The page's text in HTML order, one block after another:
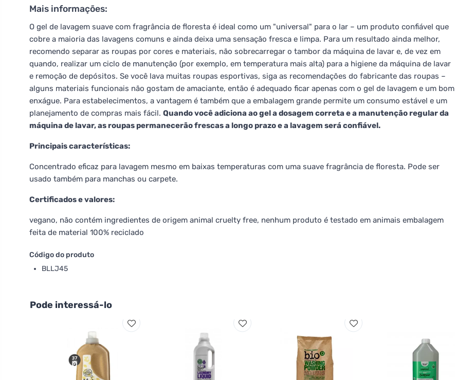
Mais informações:
O gel de lavagem suave com fragrância de floresta é ideal como um "universal" para o lar – um produto confiável que
cobre a maioria das lavagens comuns e ainda deixa uma sensação fresca e limpa. Para um resultado ainda melhor,
recomendo separar as roupas por cores e materiais, não sobrecarregar o tambor da máquina de lavar e, de vez em
quando, realizar um ciclo de manutenção (por exemplo, em temperatura mais alta) para a higiene da máquina de lavar
e remoção de depósitos. Se você lava muitas roupas esportivas, siga as recomendações do fabricante das roupas –
alguns materiais funcionais não gostam de amaciante, então é adequado ficar apenas com o gel de lavagem e um bom
enxágue. Para estabelecimentos, a vantagem é também que a embalagem grande permite um consumo estável e um
planejamento de compras mais fácil. Quando você adiciona ao gel a dosagem correta e a manutenção regular da
máquina de lavar, as roupas permanecerão frescas a longo prazo e a lavagem será confiável.
Principais características:
Concentrado eficaz para lavagem mesmo em baixas temperaturas com uma suave fragrância de floresta. Pode ser
usado também para manchas ou carpete.
Certificados e valores:
vegano, não contém ingredientes de origem animal cruelty free, nenhum produto é testado em animais embalagem
feita de material 100% reciclado
Código do produto
BLLJ45
Pode interessá-lo